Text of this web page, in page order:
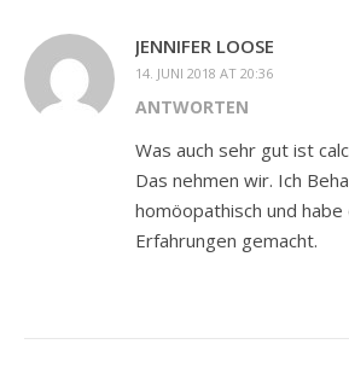
JENNIFER LOOSE
14. JUNI 2018 AT 20:36
ANTWORTEN
Was auch sehr gut ist
Das nehmen wir. Ich
homöopathisch und
Erfahrungen gemacht.